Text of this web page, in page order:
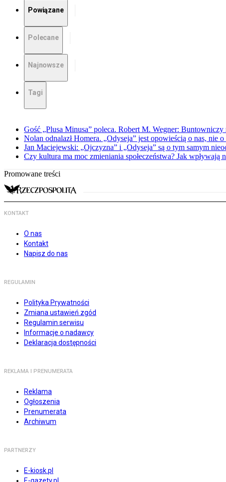
Powiązane
Polecane
Najnowsze
Tagi
Gość „Plusa Minusa” poleca. Robert M. Wegner:
Nolan odnalazł Homera. „Odyseja” jest opowieścią o nas, nie
Jan Maciejewski: „Ojczyzna” i „Odyseja” są o tym samym
Czy kultura ma moc zmieniania społeczeństwa? Jak wpływają
Promowane treści
KONTAKT
O nas
Kontakt
Napisz do nas
REGULAMIN
Polityka Prywatności
Zmiana ustawień zgód
Regulamin serwisu
Informacje o nadawcy
Deklaracja dostępności
REKLAMA I PRENUMERATA
Reklama
Ogłoszenia
Prenumerata
Archiwum
PARTNERZY
E-kiosk.pl